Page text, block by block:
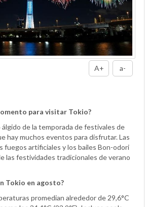
A+ a-
para visitar Tokio?
de la temporada de festivales de
hay muchos eventos para disfrutar. Las
fuegos artificiales y los bailes Bon-odori
las festividades tradicionales de verano
Tokio en agosto?
promedian alrededor de 29,6°C